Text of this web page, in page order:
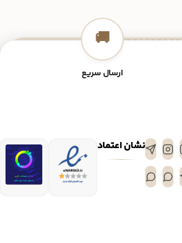
🚚
ارسال سریع
نشان اعتماد